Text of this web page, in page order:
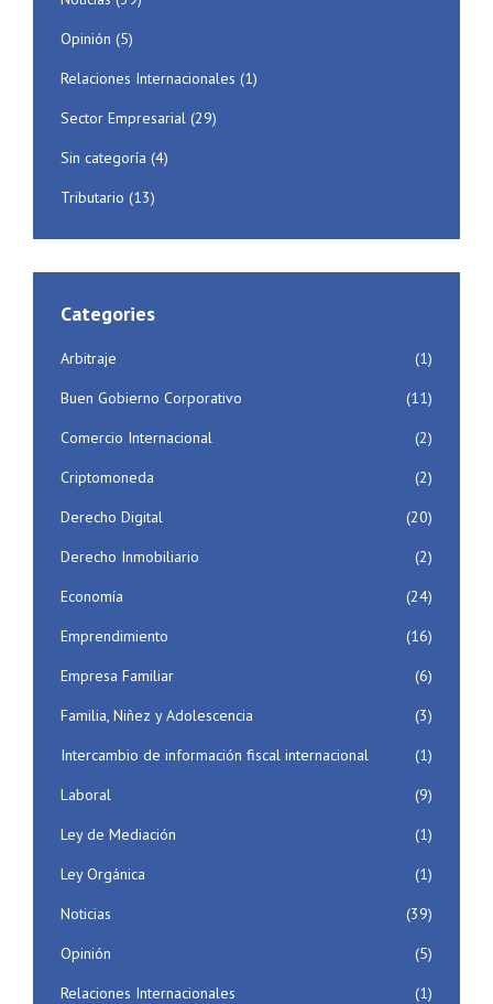
Opinión (5)
Relaciones Internacionales (1)
Sector Empresarial (29)
Sin categoría (4)
Tributario (13)
Categories
Arbitraje
(1)
Buen Gobierno Corporativo
(11)
Comercio Internacional
(2)
Criptomoneda
(2)
Derecho Digital
(20)
Derecho Inmobiliario
(2)
Economía
(24)
Emprendimiento
(16)
Empresa Familiar
(6)
Familia, Niñez y Adolescencia
(3)
Intercambio de información fiscal internacional
(1)
Laboral
(9)
Ley de Mediación
(1)
Ley Orgánica
(1)
Noticias
(39)
Opinión
(5)
Relaciones Internacionales
(1)